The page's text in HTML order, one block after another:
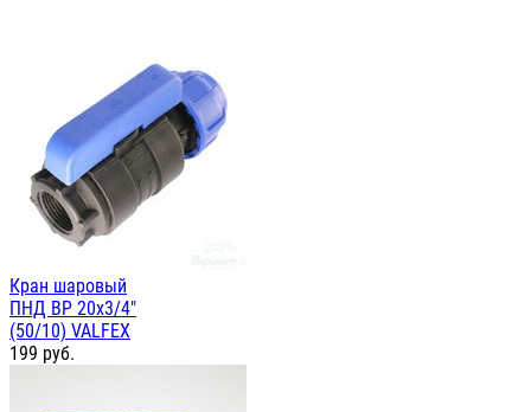
Кран шаровый
ПНД ВР 20х3/4"
(50/10) VALFEX
199 руб.